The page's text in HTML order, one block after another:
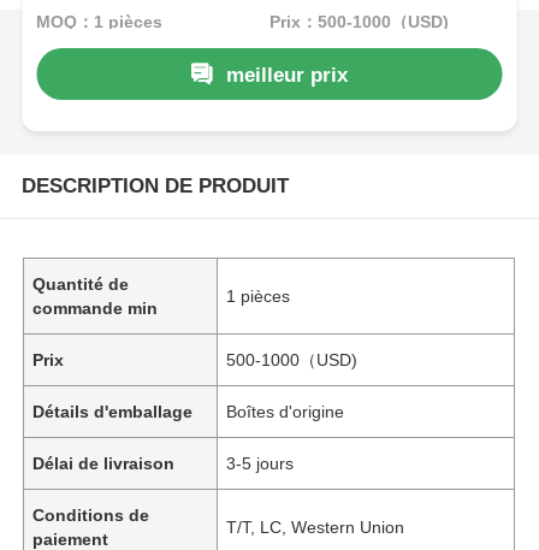
automatisation à espace limité
MOQ：1 pièces Prix：500-1000（USD)
meilleur prix
DESCRIPTION DE PRODUIT
Quantité de
commande min
1 pièces
Prix 500-1000（USD)
Détails d'emballage Boîtes d'origine
Délai de livraison 3-5 jours
Conditions de
paiement
T/T, LC, Western Union